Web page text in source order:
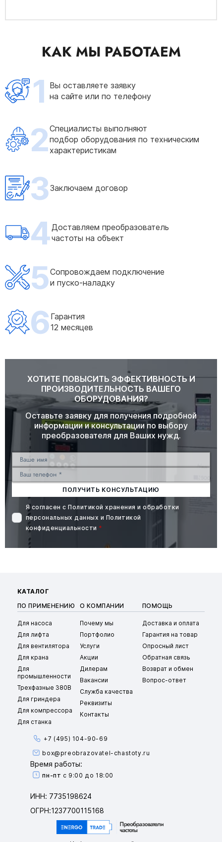
КАК МЫ РАБОТАЕМ
1 Вы оставляете заявку
на сайте или по телефону
2Специалисты выполняют
подбор оборудования по техническим
характеристикам
3Заключаем договор
4Доставляем преобразователь
частоты на объект
5Сопровождаем подключение
и пуско-наладку
6 Гарантия
12 месяцев
ХОТИТЕ ПОВЫСИТЬ ЭФФЕКТИВНОСТЬ И
ПРОИЗВОДИТЕЛЬНОСТЬ ВАШЕГО
ОБОРУДОВАНИЯ?
Оставьте заявку для получения подробной
информации и консультации по выбору
преобразователя для Ваших нужд.
ПОЛУЧИТЬ КОНСУЛЬТАЦИЮ
Я согласен сПолитикой хранения и обработки
персональных данных и Политикой
конфиденциальности *
КАТАЛОГ
ПО ПРИМЕНЕНИЮ
Для насоса
Для лифта
Для вентилятора
Для крана
Для
промышленности
Трехфазные 380В
Для гриндера
Для компрессора
Для станка
О КОМПАНИИ
Почему мы
Портфолио
Услуги
Акции
Дилерам
Вакансии
Служба качества
Реквизиты
Контакты
ПОМОЩЬ
Доставка и оплата
Гарантия на товар
Опросный лист
Обратная связь
Возврат и обмен
Вопрос-ответ
+7 (495) 104-90-69
box@preobrazovatel-chastoty.ru
Время работы:
пн-пт с 9:00 до 18:00
ИНН: 7735198624
ОГРН:1237700115168